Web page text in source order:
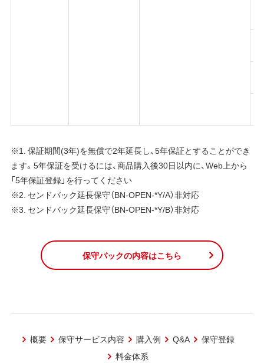
※1. 保証期間(3年)を無償で2年延長し、5年保証とすることができ
ます。5年保証を受けるには、商品購入後30日以内に、Web上から
「5年保証登録」を行ってください
※2. センドバック延長保守（BN-OPEN-*Y/A）非対応
※3. センドバック延長保守（BN-OPEN-*Y/B）非対応
保守パックの内容はこちら
概要 保守サービス内容 購入例 Q&A
保守登録
料金体系